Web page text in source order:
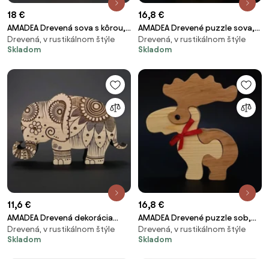
18 €
AMADEA Drevená sova s kôrou,
masívne drevo, výška 16 cm
Drevená, v rustikálnom štýle
Skladom
16,8 €
AMADEA Drevené puzzle sova,
masívne drevo dvoch druhov, 15
cm
Drevená, v rustikálnom štýle
Skladom
11,6 €
AMADEA Drevená dekorácia
slon, masívne drevo 15x9,5x1,8
cm
Drevená, v rustikálnom štýle
Skladom
16,8 €
AMADEA Drevené puzzle sob,
masívne drevo dvoch druhov
drevín, 16 cm
Drevená, v rustikálnom štýle
Skladom